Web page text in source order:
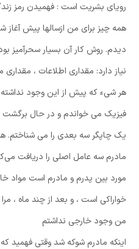
رویای بشریت است : فهمیدن رمز
همه چیز برای من ازسالها پیش آغاز
دیدم. روش کار آن بسیار سحرآمیز
نیاز دارد: مقداری اطلاعات ، مقداری
هر شیء که پیش از این وجود نداشته
فیزیک می خواندم و در حال برگشت
یک چاپگر سه بعدی را می شناختم.
مادرم سه عامل اصلی را دریافت
مورد بین پدرم و مادرم است مواد
خواراکی است ، و بعد از چند ماه ،
من وجود خارجی نداشتم
اینکه مادرم شوکه شد وقتی فهمید